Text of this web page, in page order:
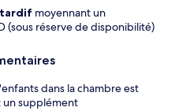
moyennant un
(sous réserve de disponibilité)
dans la chambre est
supplément